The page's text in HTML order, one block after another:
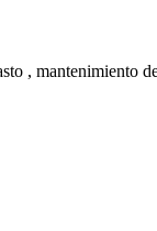
, mantenimiento